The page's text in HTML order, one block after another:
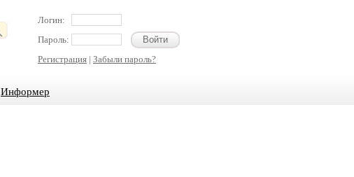
Логин:
Пароль:
Регистрация | Забыли пароль?
Информер